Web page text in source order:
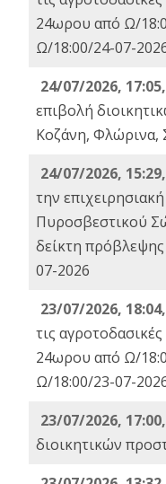
24ωρου από Ω/
Ω/18:00/24-07-
24/07/2026,
επιβολή
Κοζάνη, Φλώρινα,
24/07/2026,
την
Πυροσβεστικού
δείκτη πρόβλεψης
07-2026
23/07/2026,
τις
24ωρου από Ω/
Ω/18:00/23-07-
23/07/2026,
διοικητικών